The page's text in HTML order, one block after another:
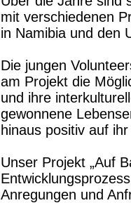
mit verschiedenen
in Namibia und den
Die jungen
am Projekt die
und ihre
gewonnene
hinaus positiv auf
Unser Projekt „Auf
Anregungen und